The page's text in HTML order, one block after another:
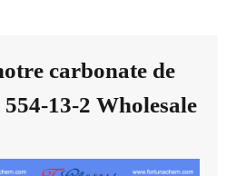
carbonate de
13-2 Wholesale